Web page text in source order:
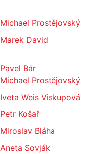
Michael Prostějovský
Marek David
Pavel Bár
Michael Prostějovský
Iveta Weis Viskupová
Petr Košař
Miroslav Bláha
Aneta Sovják